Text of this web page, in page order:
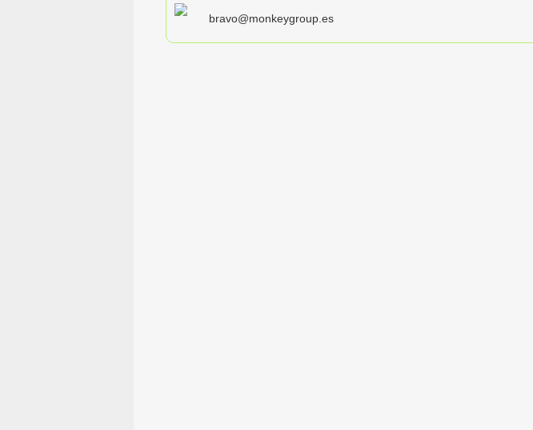
bravo@monkeygroup.es